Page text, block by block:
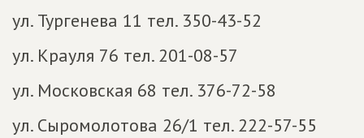
ул. Тургенева 11 тел. 350-43-52
ул. Крауля 76 тел. 201-08-57
ул. Московская 68 тел. 376-72-58
ул. Сыромолотова 26/1 тел. 222-57-55